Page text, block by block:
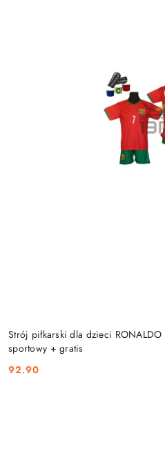
Strój piłkarski dla dzieci
sportowy + gratis
Cena:
92.90